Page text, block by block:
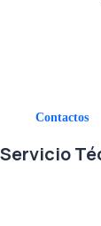
Contactos
Servicio